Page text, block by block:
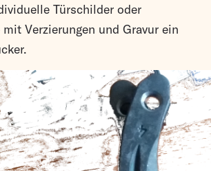
Türschilder oder
Verzierungen und Gravur ein